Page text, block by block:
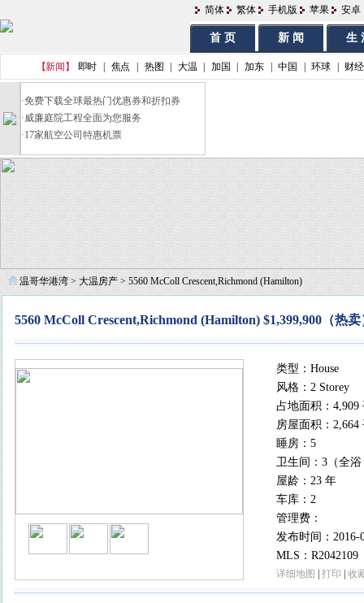
简体 繁体 手机版 苹果 安卓
首 页 新 闻 生
【新闻】 即时 焦点 热图 大温 加国 加东 中国 环球 财经
·免费下载全球最热门优惠券和折扣券
·威廉庭院工程全面为您服务
·17家航空公司特惠机票
温哥华港湾 >大温房产 > 5560 McColl Crescent,Richmond (Hamilton)
5560 McColl Crescent,Richmond (Hamilton) $1,399,900（热卖
类型：House
风格：2 Storey
占地面积：4,909
房屋面积：2,664
睡房：5
卫生间：3（全
屋龄：23 年
车库：2
管理费：
发布时间：2016-
MLS：R2042109
详细地图 打印 收